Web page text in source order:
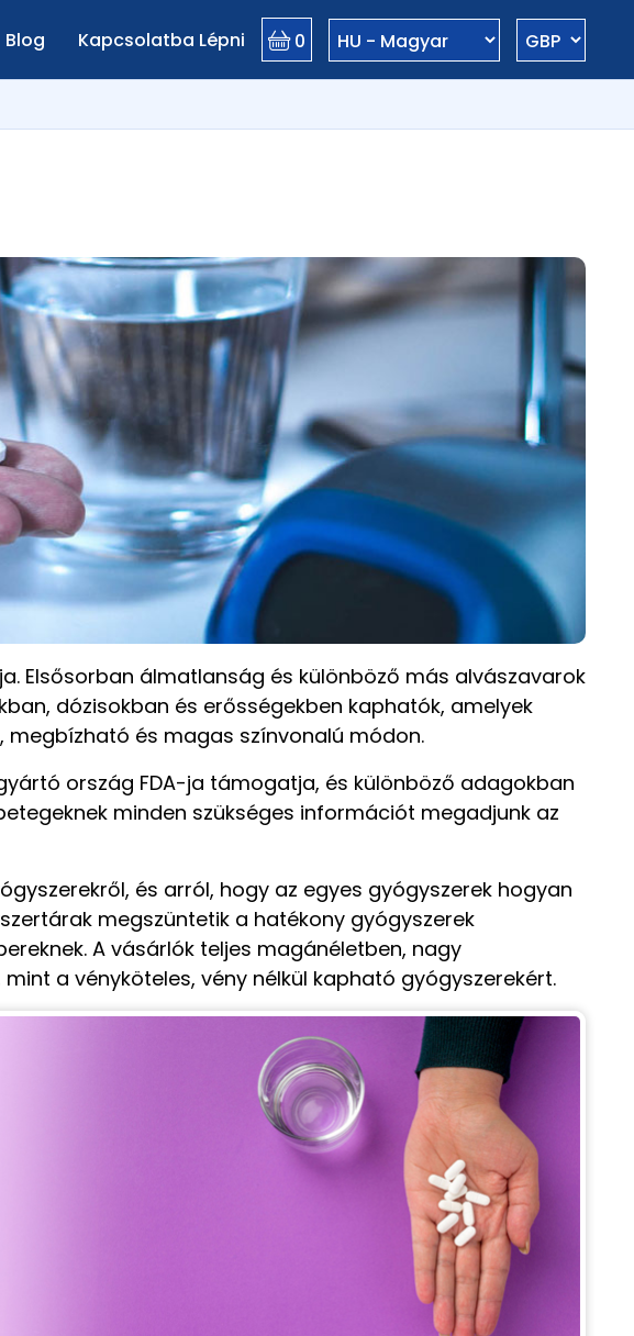
Blog Kapcsolatba Lépni 0
Elsősorban álmatlanság és különböző más alvászavarok
dózisokban és erősségekben kaphatók, amelyek
megbízható és magas színvonalú módon.
ország FDA-ja támogatja, és különböző adagokban
minden szükséges információt megadjunk az
és arról, hogy az egyes gyógyszerek hogyan
megszüntetik a hatékony gyógyszerek
A vásárlók teljes magánéletben, nagy
a vényköteles, vény nélkül kapható gyógyszerekért.